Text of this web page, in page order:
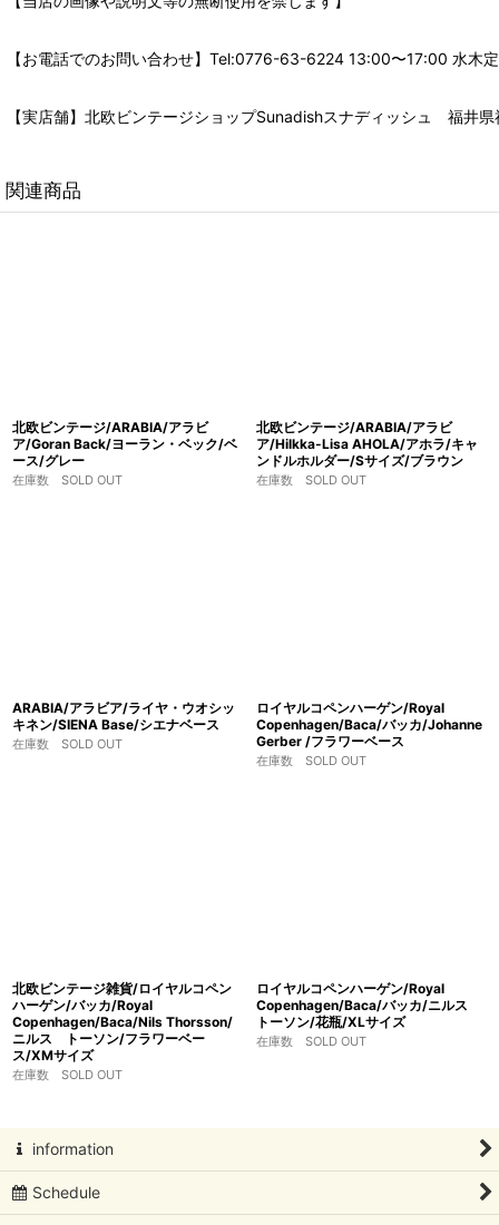
【お電話でのお問い合わせ】Tel:0776-63-6224 13:00〜17:00 水木
【実店舗】北欧ビンテージショップSunadishスナディッシュ 福井
関連商品
北欧ビンテージ/ARABIA/アラビ
ア/Goran Back/ヨーラン・ベック/ベ
ース/グレー
在庫数 SOLD OUT
北欧ビンテージ/ARABIA/アラビ
ア/Hilkka-Lisa AHOLA/アホラ/キャ
ンドルホルダー/Sサイズ/ブラウン
在庫数 SOLD OUT
ARABIA/アラビア/ライヤ・ウオシッ
キネン/SIENA Base/シエナベース
在庫数 SOLD OUT
ロイヤルコペンハーゲン/Royal
Copenhagen/Baca/バッカ/Johanne
Gerber /フラワーベース
在庫数 SOLD OUT
北欧ビンテージ雑貨/ロイヤルコペン
ハーゲン/バッカ/Royal
Copenhagen/Baca/Nils Thorsson/
ニルス トーソン/フラワーベー
ス/XMサイズ
在庫数 SOLD OUT
ロイヤルコペンハーゲン/Royal
Copenhagen/Baca/バッカ/ニルス
トーソン/花瓶/XLサイズ
在庫数 SOLD OUT
information
Schedule